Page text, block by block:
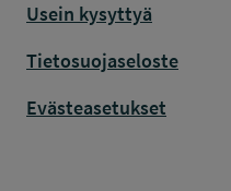
Usein kysyttyä
Tietosuojaseloste
Evästeasetukset